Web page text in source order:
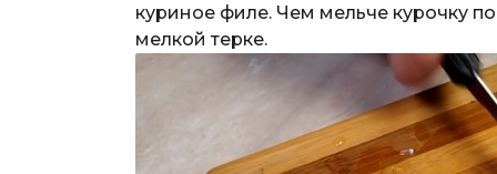
куриное филе. Чем мельче курочку
мелкой терке.